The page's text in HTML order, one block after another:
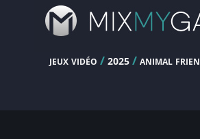
jeux vidéo / 2025 /animal